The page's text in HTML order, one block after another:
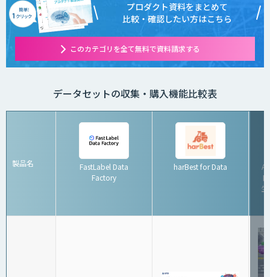
プロダクト資料をまとめて
比較・確認したい方はこちら
このカテゴリを全て無料で資料請求する
データセットの収集・購入機能比較表
製品名
FastLabel Data
Factory
harBest for Data
AI